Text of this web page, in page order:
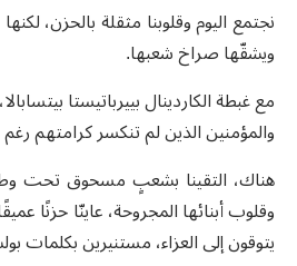
نجتمع اليوم وقلوبنا مثقلة بالحزن،
ويشقّها صراخ شعبها.
مع غبطة الكاردينال بييرباتيستا
والمؤمنين الذين لم تنكسر كرامتهم
هناك، التقينا بشعبٍ مسحوق تحت
وقلوب أبنائها المجروحة، عاينّا حزنًا
يتوقون إلى العزاء، مستنيرين بكلمات